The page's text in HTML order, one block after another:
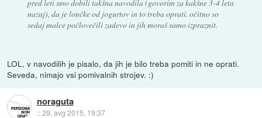
pred leti smo dobili takšna navodila (govorim za kakšne 3-4 leta
nazaj), da je lončke od jogurtov in to treba oprati. očitno so
sedaj malce počlovečili zadevo in jih moraš samo izpraznit.
LOL, v navodilih je pisalo, da jih je bilo treba pomiti in ne oprati.
Seveda, nimajo vsi pomivalnih strojev. :)
noraguta
::29. avg 2015, 19:37